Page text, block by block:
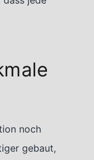
noch
gebaut,